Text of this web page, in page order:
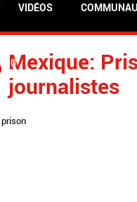
VIDÉOS
Mexique:
journalistes
prison